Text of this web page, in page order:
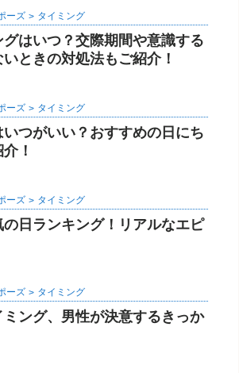
ーズ タイミング
はいつ？交際期間や意識する
ときの対処法もご紹介！
ーズ タイミング
つがいい？おすすめの日にち
！
ーズ タイミング
日ランキング！リアルなエピ
ーズ タイミング
ング、男性が決意するきっか